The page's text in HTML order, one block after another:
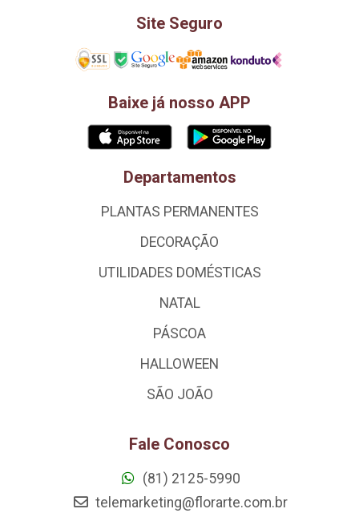
Site Seguro
Baixe já nosso APP
Departamentos
PLANTAS PERMANENTES
DECORAÇÃO
UTILIDADES DOMÉSTICAS
NATAL
PÁSCOA
HALLOWEEN
SÃO JOÃO
Fale Conosco
(81) 2125-5990
telemarketing@florarte.com.br